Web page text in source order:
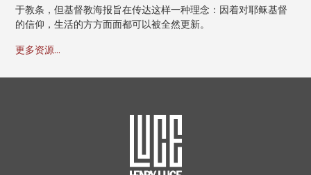
于教条，但基督教海报旨在传达这样一种理念：因着对耶稣基督
的信仰，生活的方方面面都可以被全然更新。
更多资源...